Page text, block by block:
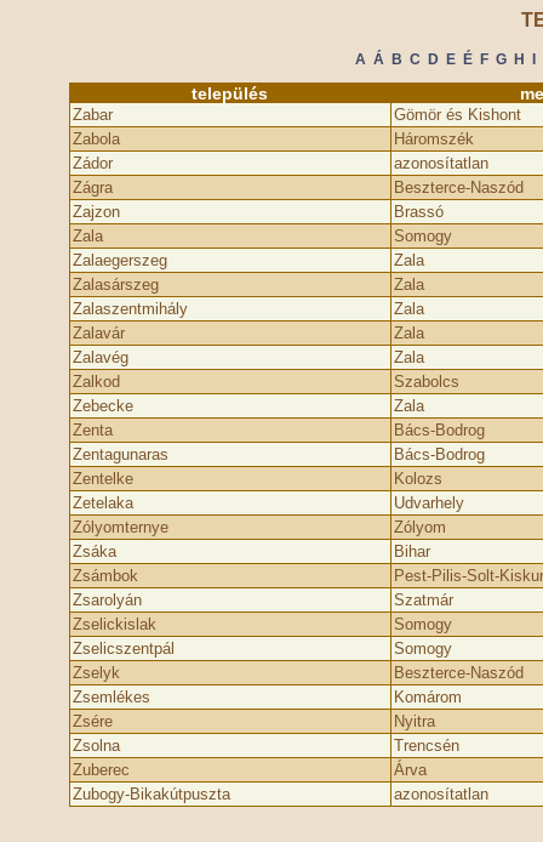
A Á B C D E É F G H
település
Zabar
Gömör és Kishont
Zabola
Háromszék
Zádor
azonosítatlan
Zágra
Beszterce-Naszód
Zajzon
Brassó
Zala
Somogy
Zalaegerszeg
Zala
Zalasárszeg
Zala
Zalaszentmihály
Zala
Zalavár
Zala
Zalavég
Zala
Zalkod
Szabolcs
Zebecke
Zala
Zenta
Bács-Bodrog
Zentagunaras
Bács-Bodrog
Zentelke
Kolozs
Zetelaka
Udvarhely
Zólyomternye
Zólyom
Zsáka
Bihar
Zsámbok
Pest-Pilis-Solt-
Zsarolyán
Szatmár
Zselickislak
Somogy
Zselicszentpál
Somogy
Zselyk
Beszterce-Naszód
Zsemlékes
Komárom
Zsére
Nyitra
Zsolna
Trencsén
Zuberec
Árva
Zubogy-Bikakútpuszta
azonosítatlan